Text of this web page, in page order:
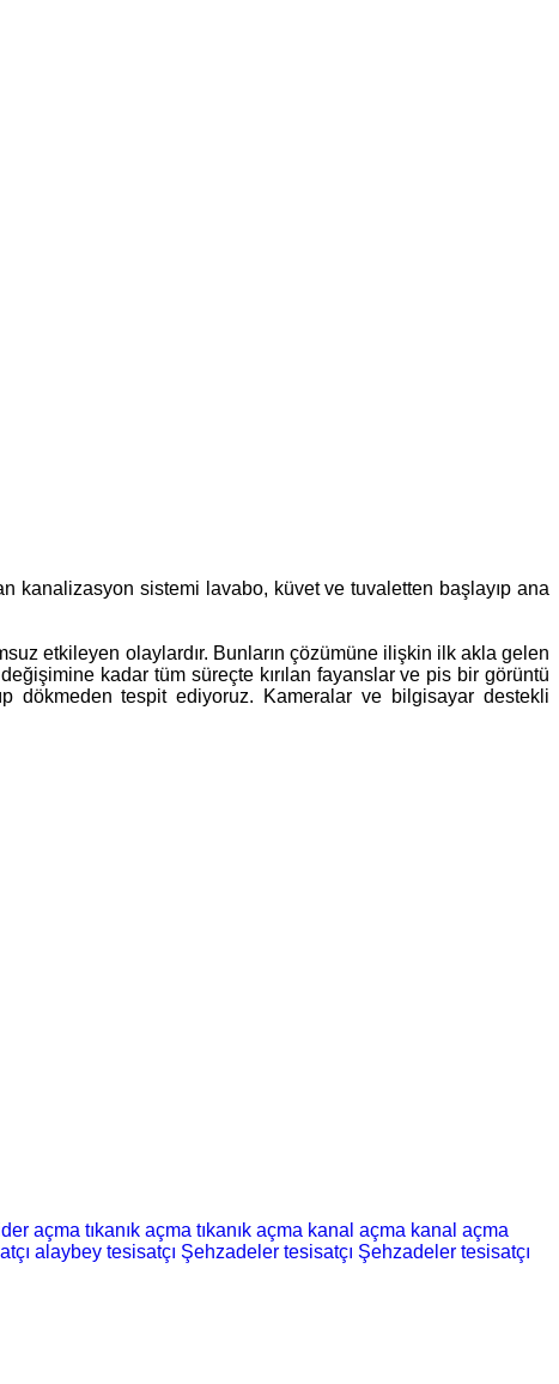
kanalizasyon sistemi lavabo, küvet ve tuvaletten başlayıp ana
etkileyen olaylardır. Bunların çözümüne ilişkin ilk akla gelen
kadar tüm süreçte kırılan fayanslar ve pis bir görüntü
dökmeden tespit ediyoruz. Kameralar ve bilgisayar destekli
açma tıkanık açma tıkanık açma kanal açma kanal açma
alaybey tesisatçı Şehzadeler tesisatçı Şehzadeler tesisatçı